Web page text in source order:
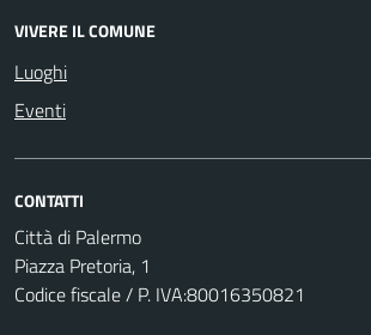
VIVERE IL COMUNE
Luoghi
Eventi
CONTATTI
Città di Palermo
Piazza Pretoria, 1
Codice fiscale / P. IVA:80016350821